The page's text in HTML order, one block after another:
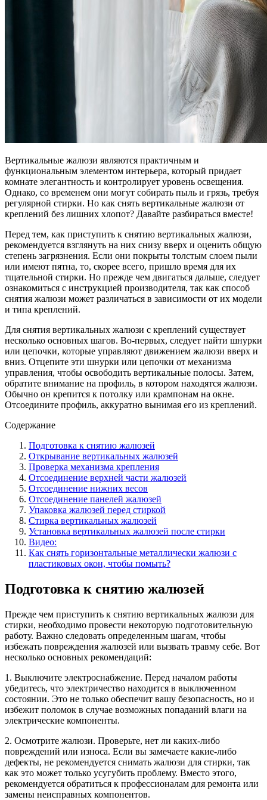
Вертикальные жалюзи являются практичным и
функциональным элементом интерьера, который придает
комнате элегантность и контролирует уровень освещения.
Однако, со временем они могут собирать пыль и грязь, требуя
регулярной стирки. Но как снять вертикальные жалюзи от
креплений без лишних хлопот? Давайте разбираться вместе!
Перед тем, как приступить к снятию вертикальных жалюзи,
рекомендуется взглянуть на них снизу вверх и оценить общую
степень загрязнения. Если они покрыты толстым слоем пыли
или имеют пятна, то, скорее всего, пришло время для их
тщательной стирки. Но прежде чем двигаться дальше, следует
ознакомиться с инструкцией производителя, так как способ
снятия жалюзи может различаться в зависимости от их модели
и типа креплений.
Для снятия вертикальных жалюзи с креплений существует
несколько основных шагов. Во-первых, следует найти шнурки
или цепочки, которые управляют движением жалюзи вверх и
вниз. Отцепите эти шнурки или цепочки от механизма
управления, чтобы освободить вертикальные полосы. Затем,
обратите внимание на профиль, в котором находятся жалюзи.
Обычно он крепится к потолку или крампонам на окне.
Отсоедините профиль, аккуратно вынимая его из креплений.
Содержание
Подготовка к снятию жалюзей
Открывание вертикальных жалюзей
Проверка механизма крепления
Отсоединение верхней части жалюзей
Отсоединение нижних весов
Отсоединение панелей жалюзей
Упаковка жалюзей перед стиркой
Стирка вертикальных жалюзей
Установка вертикальных жалюзей после стирки
Видео:
Как снять горизонтальные металлически жалюзи с
пластиковых окон, чтобы помыть?
Подготовка к снятию жалюзей
Прежде чем приступить к снятию вертикальных жалюзи для
стирки, необходимо провести некоторую подготовительную
работу. Важно следовать определенным шагам, чтобы
избежать повреждения жалюзей или вызвать травму себе. Вот
несколько основных рекомендаций:
1. Выключите электроснабжение. Перед началом работы
убедитесь, что электричество находится в выключенном
состоянии. Это не только обеспечит вашу безопасность, но и
избежит поломок в случае возможных попаданий влаги на
электрические компоненты.
2. Осмотрите жалюзи. Проверьте, нет ли каких-либо
повреждений или износа. Если вы замечаете какие-либо
дефекты, не рекомендуется снимать жалюзи для стирки, так
как это может только усугубить проблему. Вместо этого,
рекомендуется обратиться к профессионалам для ремонта или
замены неисправных компонентов.